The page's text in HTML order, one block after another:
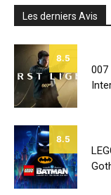
Les derniers Avis
8.5
007
8.5